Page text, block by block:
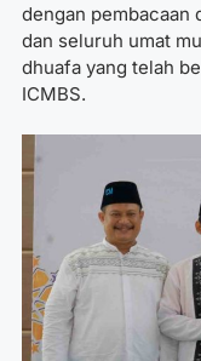
dengan pembacaan
dan seluruh umat
dhuafa yang telah
ICMBS.